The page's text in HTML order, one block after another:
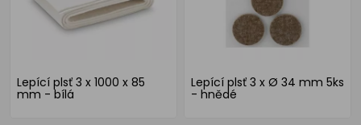
Lepící plsť 3 x 1000 x 85
mm - bílá
Lepící plsť 3 x Ø 34 mm 5ks
- hnědé